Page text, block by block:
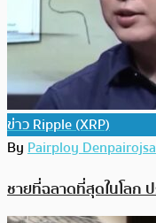
ข่าว Ripple (XRP)
ByPairploy
ชายที่ฉลาดที่สุดในโลก